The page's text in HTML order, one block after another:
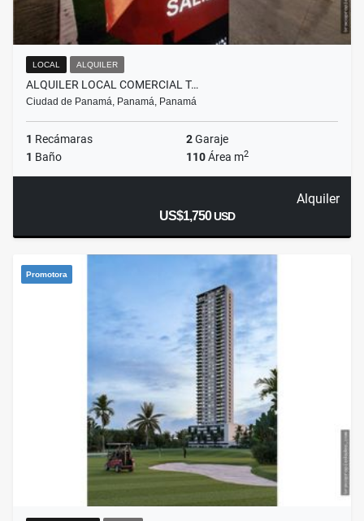
LOCAL ALQUILER
ALQUILER LOCAL COMERCIAL T…
Ciudad de Panamá, Panamá, Panamá
1 Recámaras 2Garaje
1 Baño 110Área m2
Alquiler
US$1,750USD
Promotora